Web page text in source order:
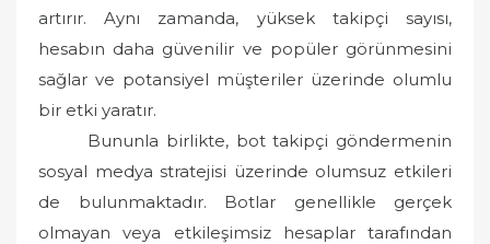
artırır. Aynı zamanda, yüksek takipçi sayısı,
hesabın daha güvenilir ve popüler görünmesini
sağlar ve potansiyel müşteriler üzerinde olumlu
bir etki yaratır.
Bununla birlikte, bot takipçi göndermenin
sosyal medya stratejisi üzerinde olumsuz etkileri
de bulunmaktadır. Botlar genellikle gerçek
olmayan veya etkileşimsiz hesaplar tarafından